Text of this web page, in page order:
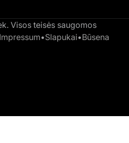
Visos teisės saugomos
Impressum•Slapukai•Būsena